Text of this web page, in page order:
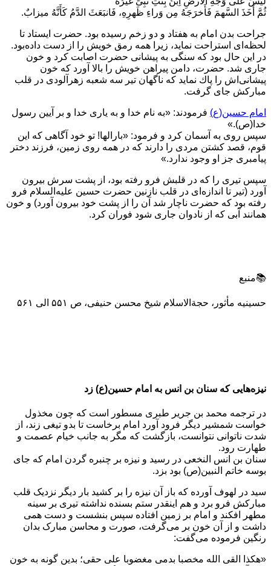
ثُمَّ أَخَذَ السَّهمَ فَأَخرَجَهُ مِن وَراءِ ظَهرِهِ، فَانبَعَثَ الدَّمُ كَأَنَّهُ ميزابٌ.
جراحت بدن امام به هفتاد و دو زخم رسيده بود. حضرت ايستاد تا
لحظه‌ای استراحت نمايد، زيرا همه رمق خويش را از دست داده‌بود.
در اين حال بود كه سنگی به پيشانی حضرت اصابت كرد و خون
جاری شد. حضرت، دامن پيراهن خويش را بالا آورد كه خون
پيشانی‌اش را پاك نمايد كه ناگهان تير سه شعبه زهرآلودى در قلب
مباركش جای گرفت.
امام حسين(ع) فرمودند: «به نام خدا و به ياری خدا و بر آيين رسول
خدا(ص).»
سپس روی به آسمان كرد و فرمود: «بارالها! تو خود آگاهی كه اين
قوم، قصد كشتن مردی را دارند كه در همه روی زمين، فرزند دختر
پيامبری جز او وجود ندارد.»
سپس تيری را كه در قلبش فرو رفته بود، از پشت سرش بيرون
آورد (تير تا اندازه‌اى در قلب نازنين حضرت حسين علیه‌السلام فرو
رفته بود كه حضرت ناچار شد آن را از پشت خود بيرون آورد) و خون
همانند آبى كه از نادوان جاری شود فوران كرد.
📚منبع
حسینیه مأثور، حجةالاسلام شیخ محسن حنیفی، ص ۵۵۱ الی ۵۶۱
نیزه‌هایی که سنان بن انس به امام حسین(ع) زد
در ترجمه محمد بن جریر طبری مسطور است که چون مخذول
خواست شمشیر دیگر فرود آورد امام برخاست تا بدو تیغی زند، از
شدت ناتوانی نتوانست، بازگشت که مگر به جانب خیام عصمت و
طهارت رود.
سنان بن انس النخعی در رسید و نیزه بر چنبره گردن امام که جای
بوسه خاتم النبین(ص) بود بزد.
سید در لهوف آورده که باز آن نیزه را بر کشید بار دیگر نزدیک قلب
مبارکش فرو برد و هم اینقدر ستم بسنده نداشته تیری بر سینه
مطهر افکند و امام بر زمین افتاده سپس بنشست و دست همی
داشت و از آن خون بر می‌گرفت، صورت و محاسن مبارک بدان
رنگین فرموده می‌گفت:
«هکذا القی الله مخصبا بدمی مغضوبا علی حقی؛ بدین گونه به خون